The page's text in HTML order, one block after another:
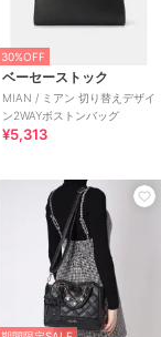
30%OFF
ベーセーストック
MIAN / ミアン 切り替えデザイ
ン2WAYボストンバッグ
¥5,313